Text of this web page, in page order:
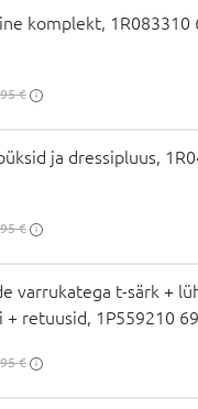
komplekt, 1R083310
€
ja dressipluus,
€
varrukatega t-särk +
+ retuusid, 1P559210
€